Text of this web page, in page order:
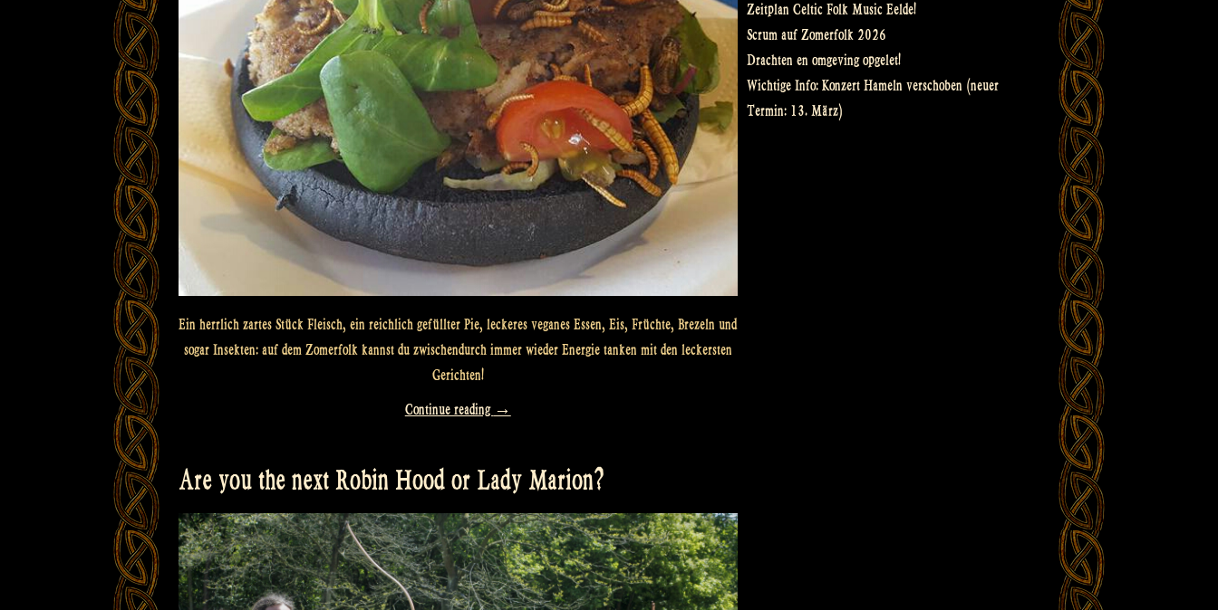
Ein herrlich zartes Stück Fleisch, ein reichlich gefüllter Pie, leckeres veganes Essen, Eis, Früchte, Brezeln und
sogar Insekten: auf dem Zomerfolk kannst du zwischendurch immer wieder Energie tanken mit den leckersten
Gerichten!
Continue reading „What
eat?“
→
Are you the next Robin Hood or Lady Marion?
Zeitplan Celtic Folk Music Eelde!
Scrum auf Zomerfolk 2026
Drachten en omgeving opgelet!
Wichtige Info: Konzert Hameln verschoben (neuer
Termin: 13. März)